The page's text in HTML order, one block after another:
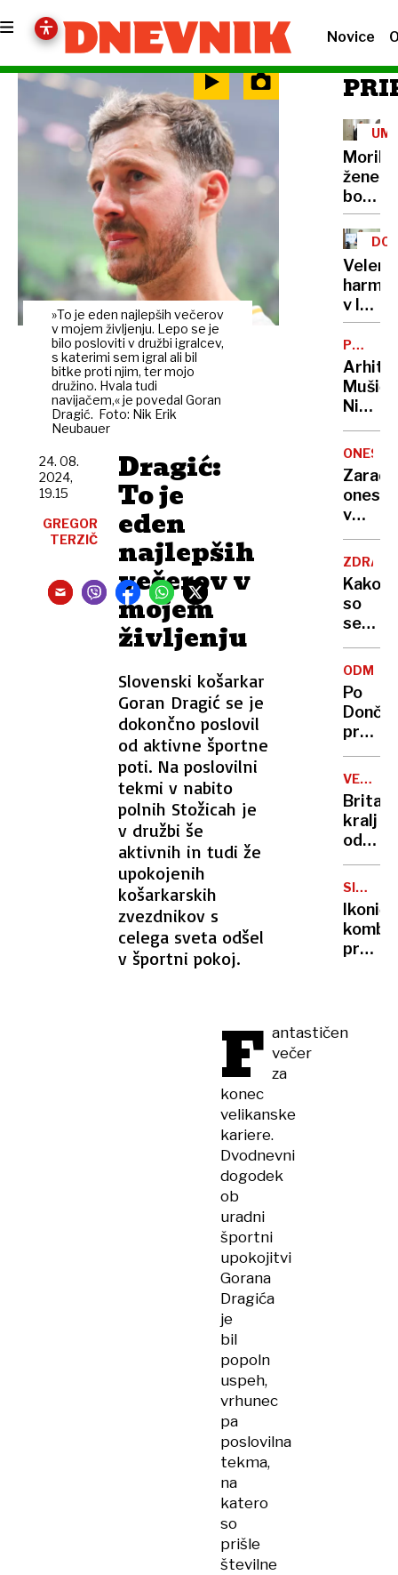
Novice
»To je eden najlepših večerov
v mojem življenju. Lepo se je
bilo posloviti v družbi igralcev,
s katerimi sem igral ali bil
bitke proti njim, ter mojo
družino. Hvala tudi
navijačem,« je povedal Goran
Dragić. Foto: Nik Erik
Neubauer
Dragić:
To je
eden
najlepših
večerov v
mojem
življenju
Slovenski košarkar
Goran Dragić se je
dokončno poslovil
od aktivne športne
poti. Na poslovilni
tekmi v nabito
polnih Stožicah je
v družbi še
aktivnih in tudi že
upokojenih
košarkarskih
zvezdnikov s
celega sveta odšel
v športni pokoj.
24. 08.
2024,
19.15
GREGOR
TERZIČ
F antastičen
večer
za
konec
velikanske
kariere.
Dvodnevni
dogodek
ob
uradni
športni
upokojitvi
Gorana
Dragića
je
bil
popoln
uspeh,
vrhunec
pa
poslovilna
tekma,
na
katero
so
prišle
številne
žene
bo
sedel
21
let
v lov
na
nov
rekord
CENTER
Mušič:
Nikoli
nisem
da je
to v
moji
sploh
Zaradi
v
delu
voda
Kako
so
se
cilji
vlade
Po
Karma
je
psica,
Nico
pa
njen
sin
VELIKA
kralj
zaradi
raka
SIMBOL
kombi